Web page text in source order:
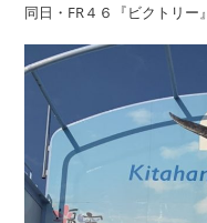
同日・FR４６『ビクトリー』